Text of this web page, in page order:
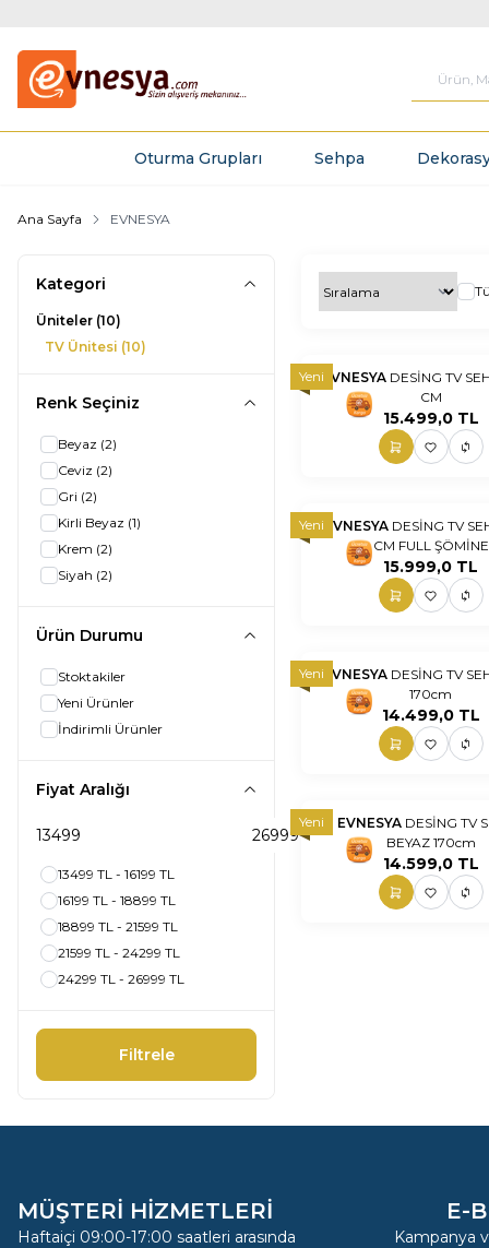
Oturma Grupları Sehpa
Ana Sayfa EVNESYA
Kategori
Üniteler (10)
TV Ünitesi (10)
Renk Seçiniz
Beyaz (2)
Ceviz (2)
Gri (2)
Kirli Beyaz (1)
Krem (2)
Siyah (2)
Ürün Durumu
Stoktakiler
Yeni Ürünler
İndirimli Ürünler
Fiyat Aralığı
13499 TL - 16199 TL
16199 TL - 18899 TL
18899 TL - 21599 TL
21599 TL - 24299 TL
24299 TL - 26999 TL
Filtrele
YeniEVNESYA DESİNG TV
CM
15.499,0TL
Yeni
nn
EVNESYA DESİNG TV
CM FULL ŞÖMİNE
15.999,0 TL
YeniEVNESYA DESİNG TV
170cm
14.499,0TL
Yeni
nn
EVNESYA DESİNG TV
BEYAZ 170cm
14.599,0TL
MÜŞTERİ HİZMETLERİ
Haftaiçi 09:00-17:00 saatleri arasında
E-
Kampanya